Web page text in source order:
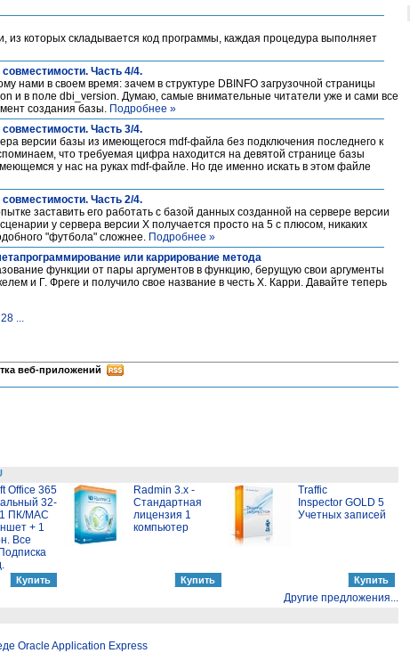
которых складывается код программы, каждая процедура выполняет
Часть 4/4.
нами в своем время: зачем в структуре DBINFO загрузочной страницы
и в поле dbi_version. Думаю, самые внимательные читатели уже и сами все
создания базы. Подробнее »
Часть 3/4.
версии базы из имеющегося mdf-файла без подключения последнего к
что требуемая цифра находится на девятой странице базы
у нас на руках mdf-файле. Но где именно искать в этом файле
Часть 2/4.
заставить его работать с базой данных созданной на сервере версии
у сервера версии X получается просто на 5 с плюсом, никаких
"футбола" сложнее. Подробнее »
или каррирование метода
функции от пары аргументов в функцию, берущую свои аргументы
и Г. Фреге и получило свое название в честь Х. Карри. Давайте теперь
28 ...
веб-приложений
Office 365
32-
ПК/MAC
+ 1
Все
Radmin 3.x -
Стандартная
лицензия 1
компьютер
Traffic
Inspector GOLD 5
Учетных записей
Другие предложения...
Oracle Application Express